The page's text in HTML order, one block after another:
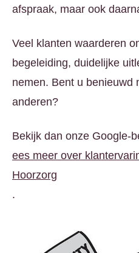
afspraak, maar ook
Veel klanten waarderen
begeleiding, duidelijke
nemen. Bent u benieuwd
anderen?
Bekijk dan onze Google-
ees meer over
Hoorzorg
.